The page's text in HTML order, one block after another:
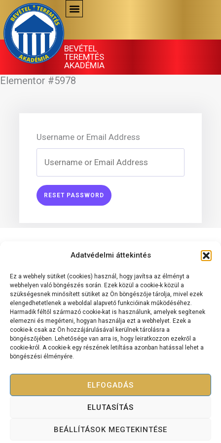
Adatvédelmi áttekintés
Ez a webhely sütiket (cookies) használ, hogy javítsa az élményt a
webhelyen való böngészés során. Ezek közül a cookie-k közül a
szükségesnek minősített sütiket az Ön böngészője tárolja, mivel ezek
elengedhetetlenek a weboldal alapvető funkcióinak működéséhez.
Harmadik féltől származó cookie-kat is használunk, amelyek segítenek
elemezni és megérteni, hogyan használja ezt a webhelyet. Ezek a
cookie-k csak az Ön hozzájárulásával kerülnek tárolásra a
böngészőjében. Lehetősége van arra is, hogy leiratkozzon ezekről a
cookie-król. A cookie-k egy részének letiltása azonban hatással lehet a
böngészési élményére.
ELFOGADÁS
ELUTASÍTÁS
BEÁLLÍTÁSOK MEGTEKINTÉSE
to
content
BEVÉTEL
TEREMTÉS
AKADÉMIA
Elementor #5978
Username or Email Address
Kapcsolat
Cashflow Mérnök International Kft.
2120 Dunakeszi, Dr. Brusznyai Árpád utca 3. Fszt. 2.
+36 70 334 5177
cashflowmernok@gmail.com
fenntartva.